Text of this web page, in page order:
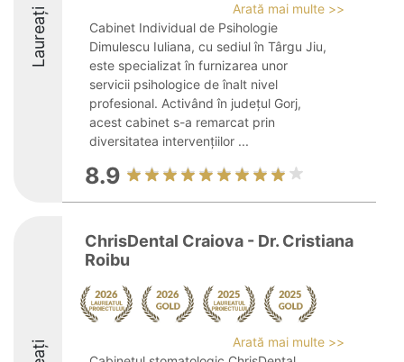
Laureați
Arată mai multe >>
Cabinet Individual de Psihologie
Dimulescu Iuliana, cu sediul în Târgu Jiu,
este specializat în furnizarea unor
servicii psihologice de înalt nivel
profesional. Activând în județul Gorj,
acest cabinet s-a remarcat prin
diversitatea intervențiilor ...
8.9
ChrisDental Craiova - Dr. Cristiana
Roibu
Arată mai multe >>